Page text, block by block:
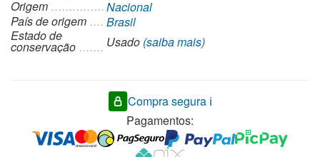
Origem
Nacional
País de origem
Brasil
Estado de
conservação Usado (saiba mais)
Compra segura ℹ️
Pagamentos: